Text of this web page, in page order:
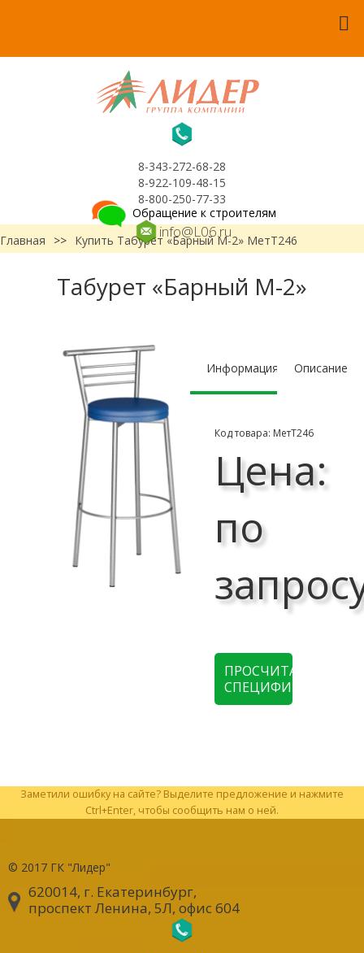
8-343-272-68-28
8-922-109-48-15
8-800-250-77-33
info@L06.ru
Обращение к строителям
Главная
>> Купить Табурет «Барный М-2» МетТ246
Табурет «Барный М-2»
Информация Описание
Код товара: МетТ246
Цена:
по
ПРОСЧИТАТЬ
СПЕЦИФИКАЦИЮ
Заметили ошибку на сайте? Выделите предложение и нажмите
Ctrl+Enter, чтобы сообщить нам о ней.
© 2017 ГК "Лидер"
620014, г. Екатеринбург,
проспект Ленина, 5Л, офис 604